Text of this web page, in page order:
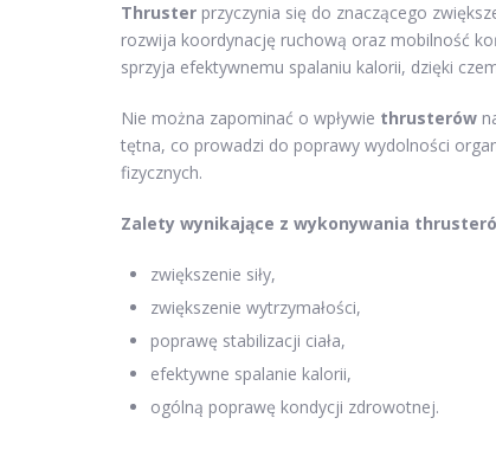
Thruster przyczynia się do znaczącego
rozwija koordynację ruchową oraz mobilność
sprzyja efektywnemu spalaniu kalorii, dzięki
Nie można zapominać o wpływie thrusterów
tętna, co prowadzi do poprawy wydolności
fizycznych.
Zalety wynikające z wykonywania
zwiększenie siły,
zwiększenie wytrzymałości,
poprawę stabilizacji ciała,
efektywne spalanie kalorii,
ogólną poprawę kondycji zdrowotnej.